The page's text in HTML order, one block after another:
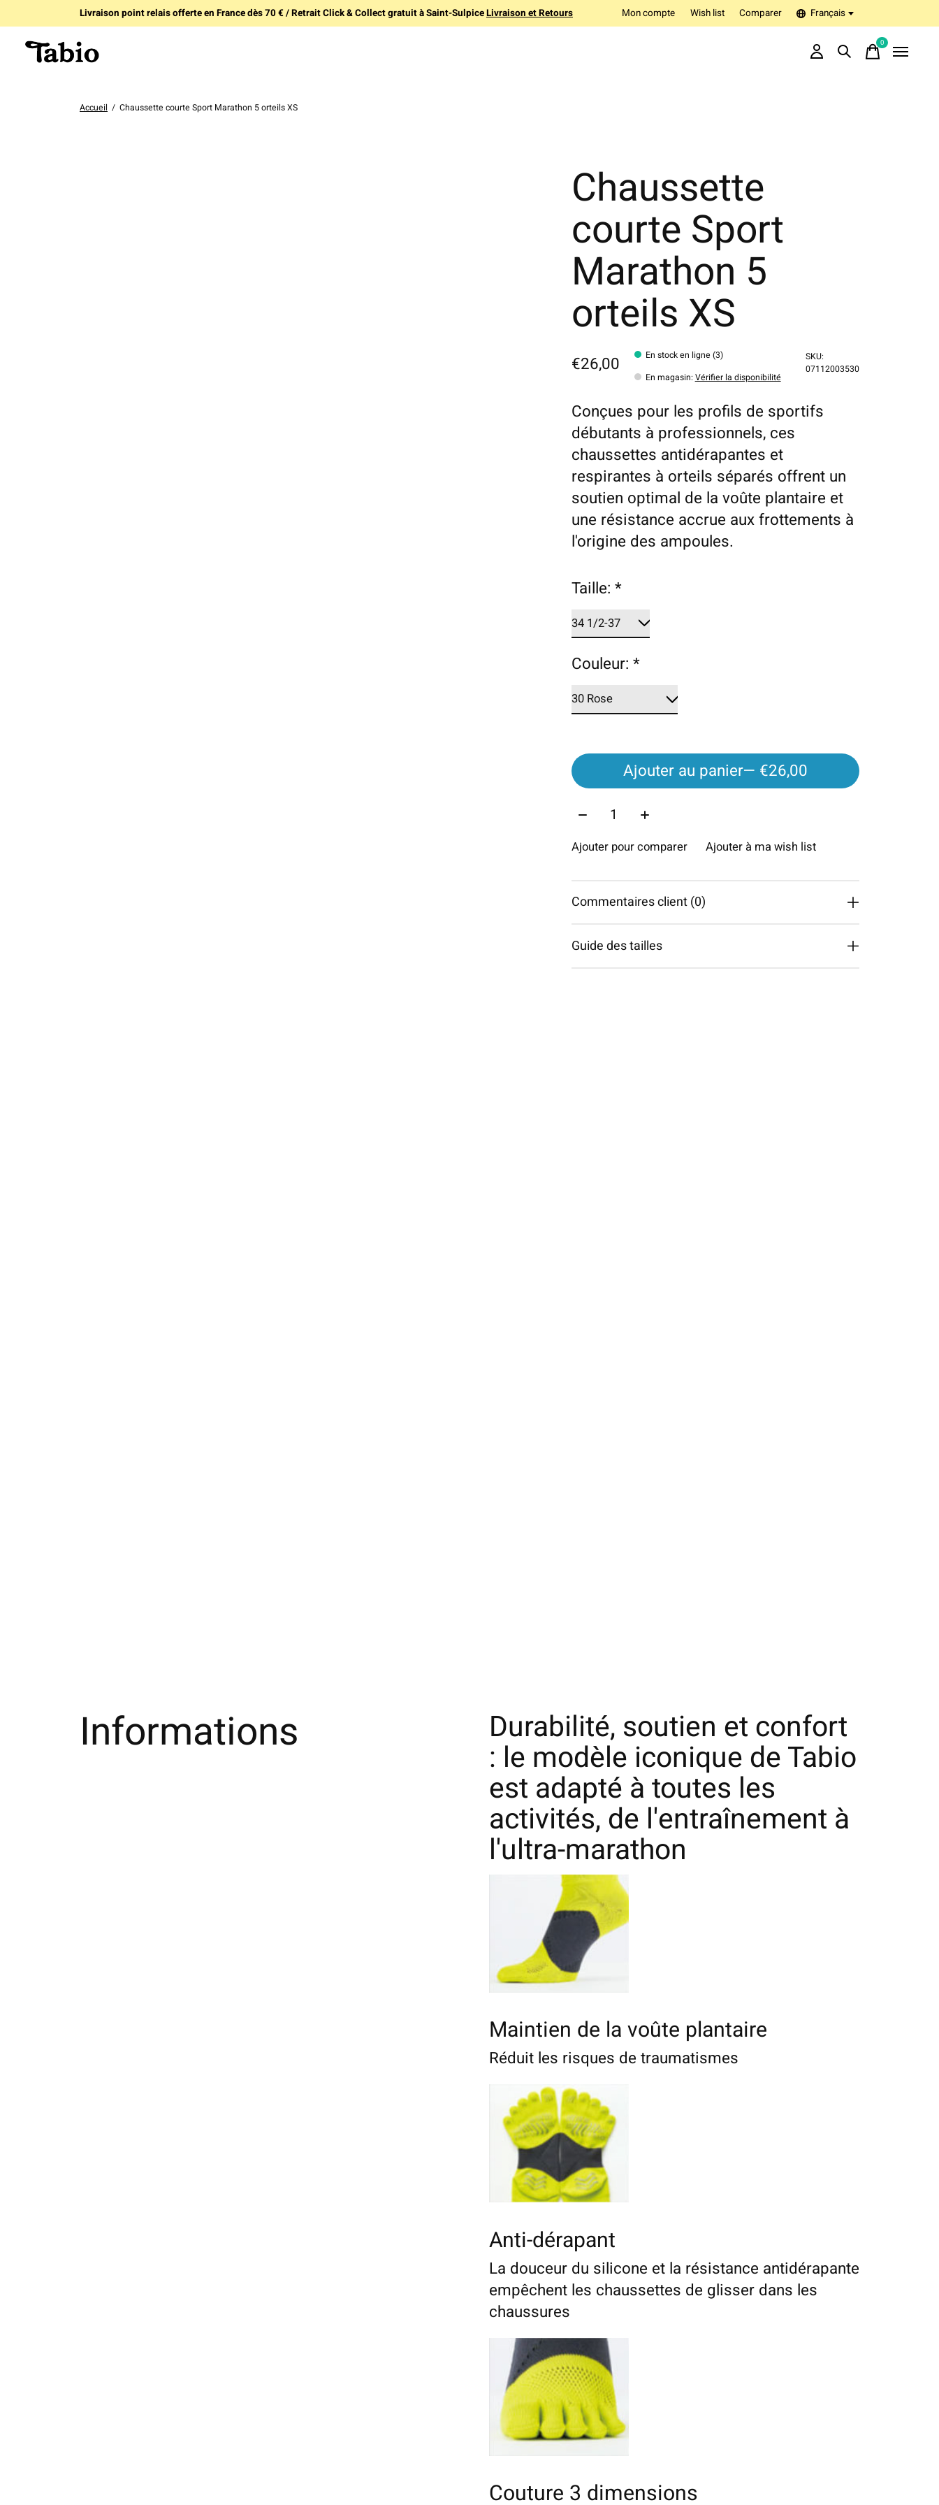
Livraison point relais offerte en France dès 70 € / Retrait Click & Collect gratuit à Saint-SulpiceLivraison et Retours Mon compte Wish list Comparer Français
0items
Accueil / Chaussette courte Sport Marathon 5 orteils XS
Chaussette
courte Sport
Marathon 5
orteils XS
€26,00
En stock en ligne (3)
En magasin: Vérifier la disponibilité
SKU:
07112003530
Conçues pour les profils de sportifs
débutants à professionnels, ces
chaussettes antidérapantes et
respirantes à orteils séparés offrent un
soutien optimal de la voûte plantaire et
une résistance accrue aux frottements à
l'origine des ampoules.
Taille:*
Couleur:*
Ajouter au panier
— €26,00
Quantité:
Ajouter pour comparer Ajouter à ma wish list
Commentaires client (0)
Guide des tailles
Informations Durabilité, soutien et confort
: le modèle iconique de Tabio
est adapté à toutes les
activités, de l'entraînement à
l'ultra-marathon
Maintien de la voûte plantaire
Réduit les risques de traumatismes
Anti-dérapant
La douceur du silicone et la résistance antidérapante
empêchent les chaussettes de glisser dans les
chaussures
Couture 3 dimensions